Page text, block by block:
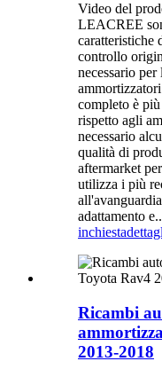
Video del
LEACREE
caratteristiche
controllo
necessario
completo è
rispetto agli
necessario
qualità di
aftermarket
utilizza i più
adattamento
inchiesta
Ricambi
2013-2018